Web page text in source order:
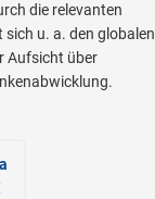
die relevanten
u. a. den globalen
Aufsicht über